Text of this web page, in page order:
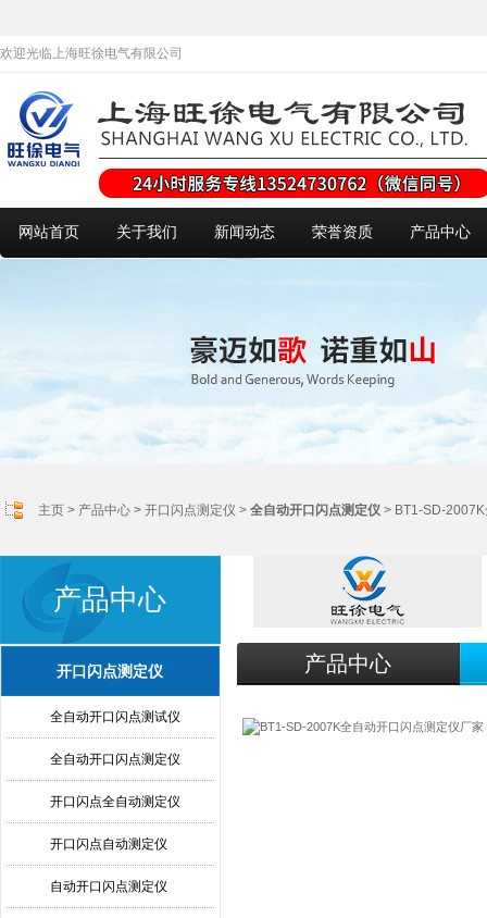
欢迎光临上海旺徐电气有限公司
网站首页 关于我们 新闻动态 荣誉资质 产品中心
主页 > 产品中心 > 开口闪点测定仪 > 全自动开口闪点测定仪 > BT1-SD-
产品中心
开口闪点测定仪
全自动开口闪点测试仪
全自动开口闪点测定仪
开口闪点全自动测定仪
开口闪点自动测定仪
自动开口闪点测定仪
产品中心